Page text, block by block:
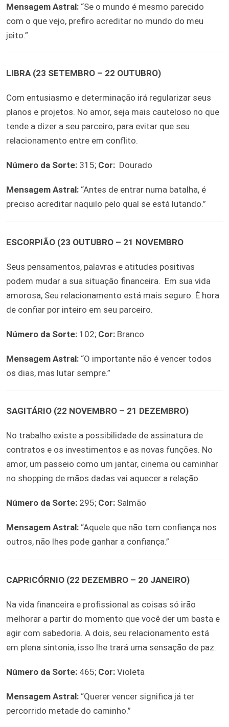
Mensagem Astral: “Se o mundo é mesmo parecido
com o que vejo, prefiro acreditar no mundo do meu
jeito.”
LIBRA (23 SETEMBRO – 22 OUTUBRO)
Com entusiasmo e determinação irá regularizar seus
planos e projetos. No amor, seja mais cauteloso no que
tende a dizer a seu parceiro, para evitar que seu
relacionamento entre em conflito.
Número da Sorte: 315; Cor: Dourado
Mensagem Astral: “Antes de entrar numa batalha, é
preciso acreditar naquilo pelo qual se está lutando.”
ESCORPIÃO (23 OUTUBRO – 21 NOVEMBRO
Seus pensamentos, palavras e atitudes positivas
podem mudar a sua situação financeira. Em sua vida
amorosa, Seu relacionamento está mais seguro. É hora
de confiar por inteiro em seu parceiro.
Número da Sorte: 102; Cor: Branco
Mensagem Astral: “O importante não é vencer todos
os dias, mas lutar sempre.”
SAGITÁRIO (22 NOVEMBRO – 21 DEZEMBRO)
No trabalho existe a possibilidade de assinatura de
contratos e os investimentos e as novas funções. No
amor, um passeio como um jantar, cinema ou caminhar
no shopping de mãos dadas vai aquecer a relação.
Número da Sorte: 295; Cor: Salmão
Mensagem Astral: “Aquele que não tem confiança nos
outros, não lhes pode ganhar a confiança.”
CAPRICÓRNIO (22 DEZEMBRO – 20 JANEIRO)
Na vida financeira e profissional as coisas só irão
melhorar a partir do momento que você der um basta e
agir com sabedoria. A dois, seu relacionamento está
em plena sintonia, isso lhe trará uma sensação de paz.
Número da Sorte: 465; Cor: Violeta
Mensagem Astral: “Querer vencer significa já ter
percorrido metade do caminho.”